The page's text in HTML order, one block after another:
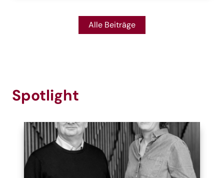
Alle Beiträge
Spotlight